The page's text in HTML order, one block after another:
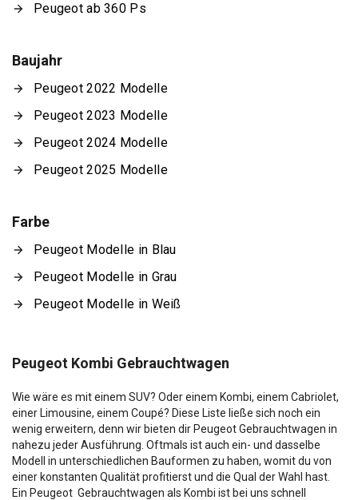
Peugeot ab 360 Ps
Baujahr
Peugeot 2022 Modelle
Peugeot 2023 Modelle
Peugeot 2024 Modelle
Peugeot 2025 Modelle
Farbe
Peugeot Modelle in Blau
Peugeot Modelle in Grau
Peugeot Modelle in Weiß
Peugeot Kombi Gebrauchtwagen
Wie wäre es mit einem SUV? Oder einem Kombi, einem Cabriolet,
einer Limousine, einem Coupé? Diese Liste ließe sich noch ein
wenig erweitern, denn wir bieten dir Peugeot Gebrauchtwagen in
nahezu jeder Ausführung. Oftmals ist auch ein- und dasselbe
Modell in unterschiedlichen Bauformen zu haben, womit du von
einer konstanten Qualität profitierst und die Qual der Wahl hast.
Ein Peugeot Gebrauchtwagen als Kombi ist bei uns schnell